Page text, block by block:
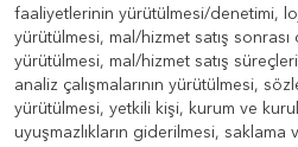
faaliyetlerinin yürütülmesi/denetimi,
yürütülmesi, mal/hizmet satış
yürütülmesi, mal/hizmet satış
analiz çalışmalarının yürütülmesi,
yürütülmesi, yetkili kişi, kurum ve
uyuşmazlıkların giderilmesi, saklama